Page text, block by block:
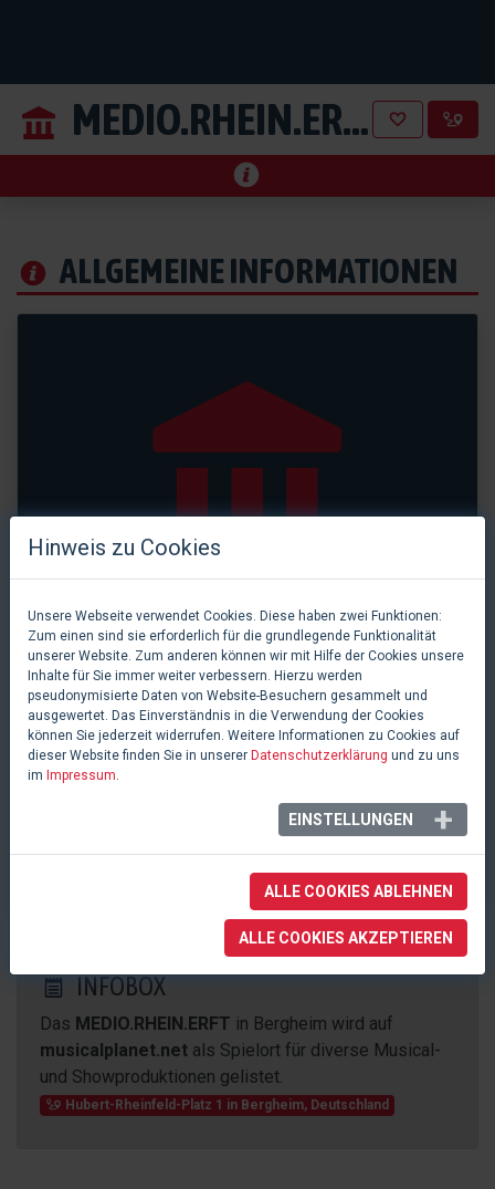
MEDIO.RHEIN.ERFT aus
ALLGEMEINE INFORMATIONEN
INFOBOX
Das MEDIO.RHEIN.ERFT in Bergheim wird auf
musicalplanet.net als Spielort für diverse Musical-
und Showproduktionen gelistet.
Hubert-Rheinfeld-Platz 1 in Bergheim, Deutschland
Hinweis zu Cookies
Unsere Webseite verwendet Cookies. Diese haben zwei Funktionen:
Zum einen sind sie erforderlich für die grundlegende Funktionalität
unserer Website. Zum anderen können wir mit Hilfe der Cookies unsere
Inhalte für Sie immer weiter verbessern. Hierzu werden
pseudonymisierte Daten von Website-Besuchern gesammelt und
ausgewertet. Das Einverständnis in die Verwendung der Cookies
können Sie jederzeit widerrufen. Weitere Informationen zu Cookies auf
dieser Website finden Sie in unserer Datenschutzerklärung und zu uns
im Impressum
EINSTELLUNGEN
ALLE COOKIES ABLEHNEN
ALLE COOKIES AKZEPTIEREN